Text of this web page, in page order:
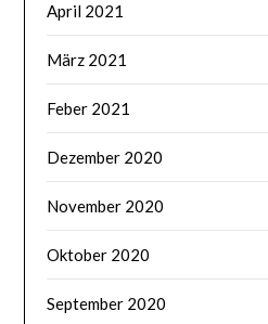
April 2021
März 2021
Feber 2021
Dezember 2020
November 2020
Oktober 2020
September 2020